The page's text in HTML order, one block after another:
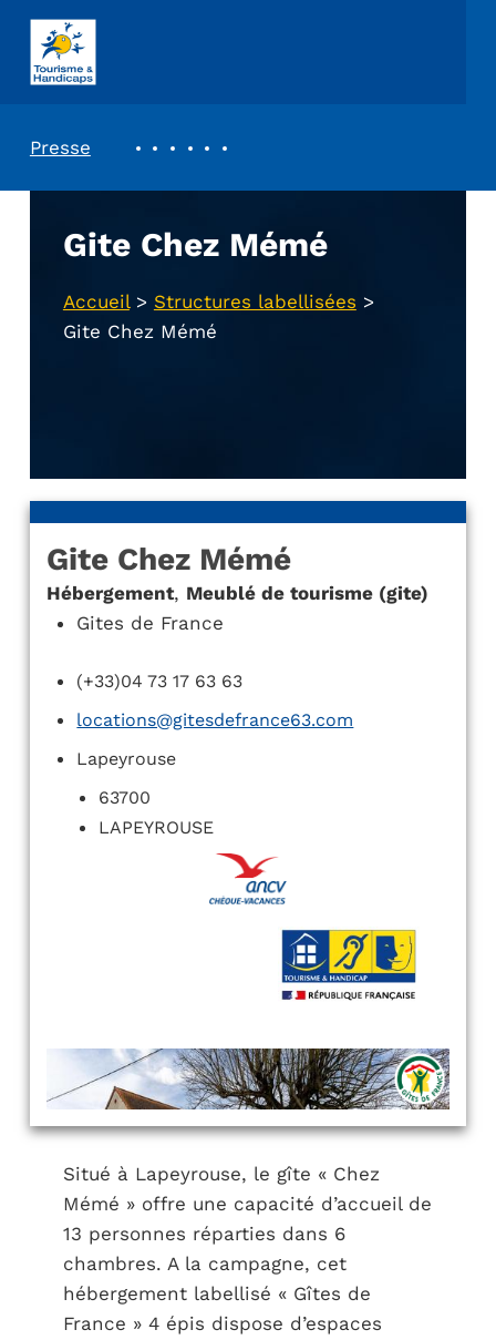
ASSOCIATION TOURISME ET HANDICAPS
Presse
Gite Chez Mémé
Accueil> Structures labellisées >
Gite Chez Mémé
Gite Chez Mémé
Hébergement, Meublé de tourisme (gite)
Gites de France
(+33)04 73 17 63 63
locations@gitesdefrance63.com
Lapeyrouse
63700
LAPEYROUSE
Situé à Lapeyrouse, le gîte « Chez
Mémé » offre une capacité d’accueil de
13 personnes réparties dans 6
chambres. A la campagne, cet
hébergement labellisé « Gîtes de
France » 4 épis dispose d’espaces